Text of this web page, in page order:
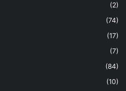
(2)
(74)
(17)
(7)
(84)
(10)